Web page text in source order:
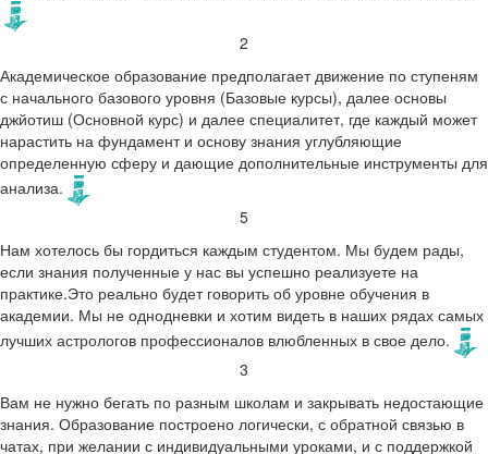
2
Академическое образование предполагает движение по ступеням
с начального базового уровня (Базовые курсы), далее основы
джйотиш (Основной курс) и далее специалитет, где каждый может
нарастить на фундамент и основу знания углубляющие
определенную сферу и дающие дополнительные инструменты для
анализа.
5
Нам хотелось бы гордиться каждым студентом. Мы будем рады,
если знания полученные у нас вы успешно реализуете на
практике.Это реально будет говорить об уровне обучения в
академии. Мы не однодневки и хотим видеть в наших рядах самых
лучших астрологов профессионалов влюбленных в свое дело.
3
Вам не нужно бегать по разным школам и закрывать недостающие
знания. Образование построено логически, с обратной связью в
чатах, при желании с индивидуальными уроками, и с поддержкой